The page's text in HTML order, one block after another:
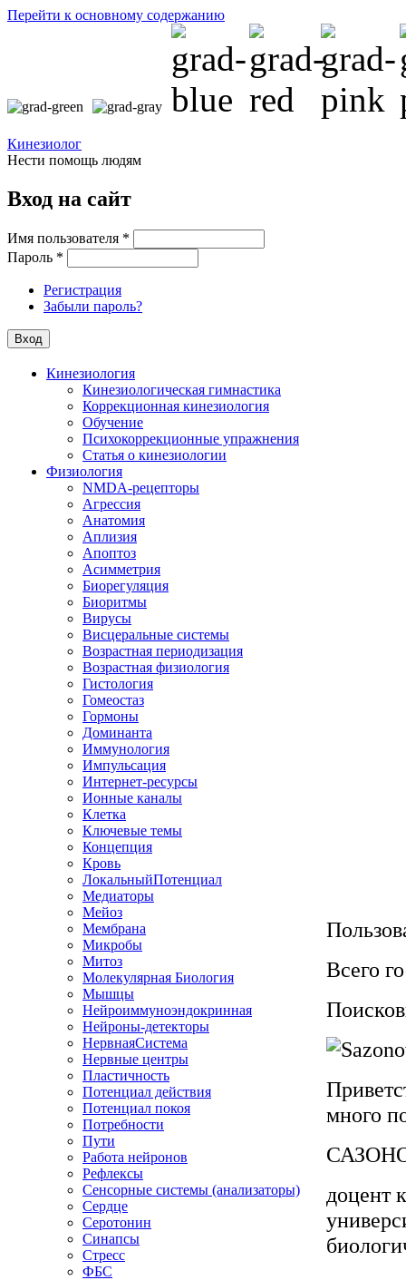
Перейти к основному содержанию
Кинезиолог
Нести помощь людям
Вход на сайт
Имя пользователя *
Пароль *
Регистрация
Забыли пароль?
Кинезиология
Кинезиологическая гимнастика
Коррекционная кинезиология
Обучение
Психокоррекционные упражнения
Статья о кинезиологии
Физиология
NMDA-рецепторы
Агрессия
Анатомия
Аплизия
Апоптоз
Асимметрия
Биорегуляция
Биоритмы
Вирусы
Висцеральные системы
Возрастная периодизация
Возрастная физиология
Гистология
Гомеостаз
Гормоны
Доминанта
Иммунология
Импульсация
Интернет-ресурсы
Ионные каналы
Клетка
Ключевые темы
Концепция
Кровь
ЛокальныйПотенциал
Медиаторы
Мейоз
Мембрана
Микробы
Митоз
Молекулярная Биология
Мышцы
Нейроиммуноэндокринная
Нейроны-детекторы
НервнаяСистема
Нервные центры
Пластичность
Потенциал действия
Потенциал покоя
Потребности
Пути
Работа нейронов
Рефлексы
Сенсорные системы (анализаторы)
Сердце
Серотонин
Синапсы
Стресс
ФБС
Всего
много
доцент